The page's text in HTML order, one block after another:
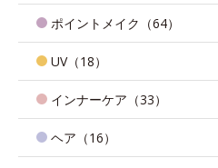
ポイントメイク（64）
UV（18）
インナーケア（33）
ヘア（16）